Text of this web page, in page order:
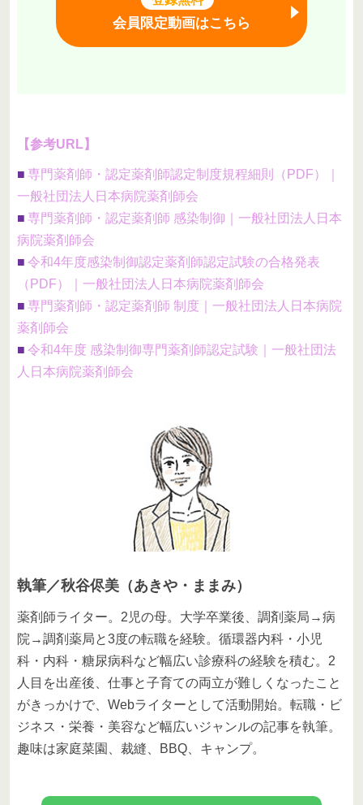
会員限定動画はこちら
【参考URL】
■ 専門薬剤師・認定薬剤師認定制度規程細則（PDF）｜
一般社団法人日本病院薬剤師会
■ 専門薬剤師・認定薬剤師 感染制御｜一般社団法人日本
病院薬剤師会
■ 令和4年度感染制御認定薬剤師認定試験の合格発表
（PDF）｜一般社団法人日本病院薬剤師会
■ 専門薬剤師・認定薬剤師 制度｜一般社団法人日本病院
薬剤師会
■ 令和4年度 感染制御専門薬剤師認定試験｜一般社団法
人日本病院薬剤師会
執筆／秋谷侭美（あきや・ままみ）
薬剤師ライター。2児の母。大学卒業後、調剤薬局→病
院→調剤薬局と3度の転職を経験。循環器内科・小児
科・内科・糖尿病科など幅広い診療科の経験を積む。2
人目を出産後、仕事と子育ての両立が難しくなったこと
がきっかけで、Webライターとして活動開始。転職・ビ
ジネス・栄養・美容など幅広いジャンルの記事を執筆。
趣味は家庭菜園、裁縫、BBQ、キャンプ。